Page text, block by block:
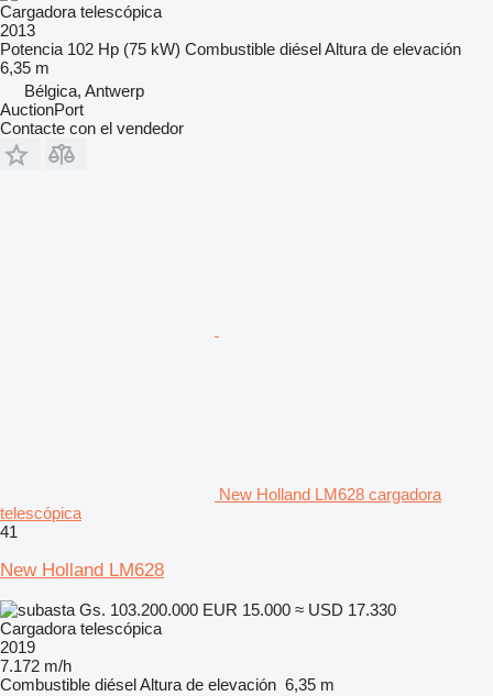
Cargadora telescópica
2013
Potencia 102 Hp (75 kW) Combustible diéselAltura de elevación
6,35 m
Bélgica, Antwerp
AuctionPort
Contacte con el vendedor
New Holland LM628 cargadora
telescópica
41
New Holland LM628
Gs. 103.200.000 EUR 15.000 ≈ USD 17.330
Cargadora telescópica
2019
7.172 m/h
Combustible diéselAltura de elevación 6,35 m